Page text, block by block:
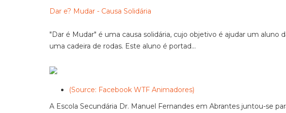
Dar e? Mudar - Causa Solidária
"Dar é Mudar" é uma causa solidária, cujo objetivo é ajudar um
uma cadeira de rodas. Este aluno é portad...
(Source: Facebook WTF Animadores)
A Escola Secundária Dr. Manuel Fernandes em Abrantes juntou-se